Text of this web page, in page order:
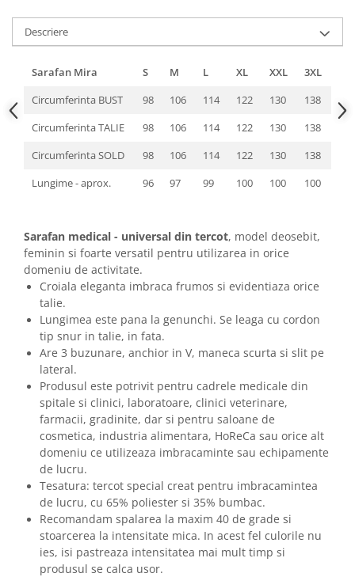
Descriere
Sarafan Mira S M L XL XXL
3XL
Circumferinta BUST
98 106 114 122 130
138
Circumferinta TALIE
98 106 114 122 130
138
Circumferinta SOLD
98 106 114 122 130
138
Lungime - aprox.
96 97 99 100 100 100
Sarafan medical - universal din tercot, model deosebit,
feminin si foarte versatil pentru utilizarea in orice
domeniu de activitate.
Croiala eleganta imbraca frumos si evidentiaza orice
talie.
Lungimea este pana la genunchi. Se leaga cu cordon
tip snur in talie, in fata.
Are 3 buzunare, anchior in V, maneca scurta si slit pe
lateral.
Produsul este potrivit pentru cadrele medicale din
spitale si clinici, laboratoare, clinici veterinare,
farmacii, gradinite, dar si pentru saloane de
cosmetica, industria alimentara, HoReCa sau orice alt
domeniu ce utilizeaza imbracaminte sau echipamente
de lucru.
Tesatura: tercot special creat pentru imbracamintea
de lucru, cu 65% poliester si 35% bumbac.
Recomandam spalarea la maxim 40 de grade si
stoarcerea la intensitate mica. In acest fel culorile nu
ies, isi pastreaza intensitatea mai mult timp si
produsul se calca usor.